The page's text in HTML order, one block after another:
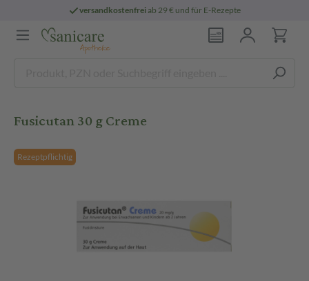
versandkostenfreiab 29 € und für E-Rezepte
Fusicutan 30 g Creme
Rezeptpflichtig